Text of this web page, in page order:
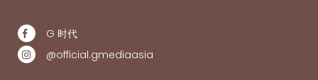
G 时代
@official.gmediaasia